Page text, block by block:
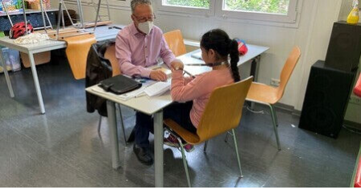
Zum Hauptinhalt springen
Erklärung zur Barrierefreiheit anzeigen